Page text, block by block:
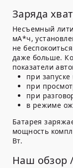
Заряда
Несъемный
мА*ч,
не
даже больше.
показатели
при запуске
при
при
в режиме
Батарея
мощность
Вт.
Наш обзор